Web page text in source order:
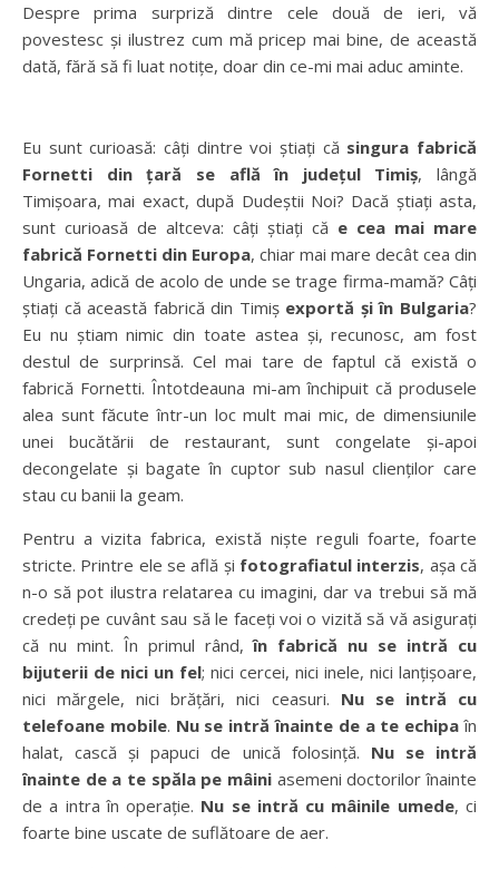
Despre prima surpriză dintre cele două de ieri, vă
povestesc și ilustrez cum mă pricep mai bine, de această
dată, fără să fi luat notițe, doar din ce-mi mai aduc aminte.
Eu sunt curioasă: câți dintre voi știați că singura fabrică
Fornetti din țară se află în județul Timiș, lângă
Timișoara, mai exact, după Dudeștii Noi? Dacă știați asta,
sunt curioasă de altceva: câți știați că e cea mai mare
fabrică Fornetti din Europa, chiar mai mare decât cea din
Ungaria, adică de acolo de unde se trage firma-mamă? Câți
știați că această fabrică din Timiș exportă și în Bulgaria?
Eu nu știam nimic din toate astea și, recunosc, am fost
destul de surprinsă. Cel mai tare de faptul că există o
fabrică Fornetti. Întotdeauna mi-am închipuit că produsele
alea sunt făcute într-un loc mult mai mic, de dimensiunile
unei bucătării de restaurant, sunt congelate și-apoi
decongelate și bagate în cuptor sub nasul clienților care
stau cu banii la geam.
Pentru a vizita fabrica, există niște reguli foarte, foarte
stricte. Printre ele se află și fotografiatul interzis, așa că
n-o să pot ilustra relatarea cu imagini, dar va trebui să mă
credeți pe cuvânt sau să le faceți voi o vizită să vă asigurați
că nu mint. În primul rând,în fabrică nu se intră cu
bijuterii de nici un fel; nici cercei, nici inele, nici lanțișoare,
nici mărgele, nici brățări, nici ceasuri. Nu se intră cu
telefoane mobile. Nu se intră înainte de a te echipa în
halat, cască și papuci de unică folosință. Nu se intră
înainte de a te spăla pe mâini asemeni doctorilor înainte
de a intra în operație. Nu se intră cu mâinile umede, ci
foarte bine uscate de suflătoare de aer.